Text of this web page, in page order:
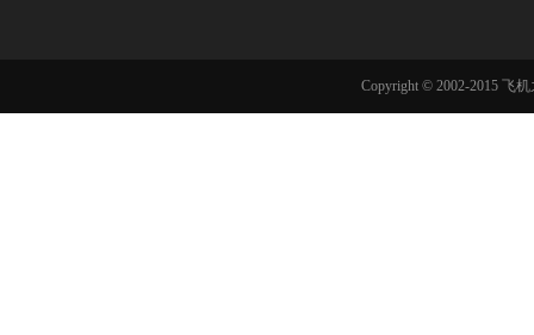
Copyright © 2002-2015 飞